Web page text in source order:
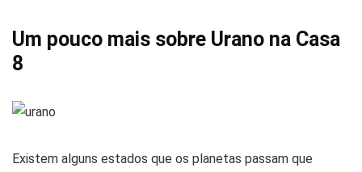
Um pouco mais sobre Urano na Casa
8
Existem alguns estados que os planetas passam que